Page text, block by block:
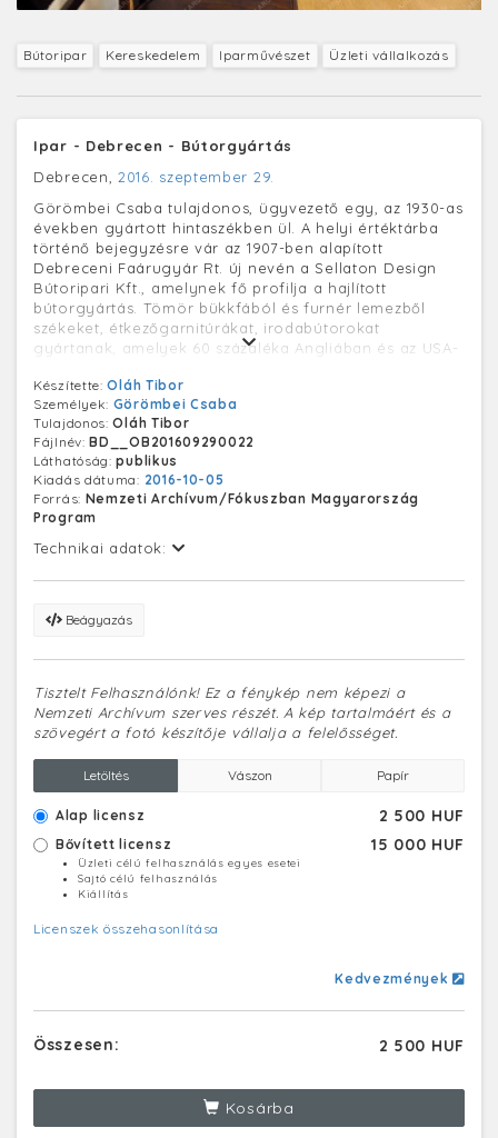
Bútoripar Kereskedelem Iparművészet Üzleti vállalkozás
Ipar - Debrecen - Bútorgyártás
Debrecen, 2016. szeptember 29.
Görömbei Csaba tulajdonos, ügyvezető egy, az 1930-as
években gyártott hintaszékben ül. A helyi értéktárba
történő bejegyzésre vár az 1907-ben alapított
Debreceni Faárugyár Rt. új nevén a Sellaton Design
Bútoripari Kft., amelynek fő profilja a hajlított
bútorgyártás. Tömör bükkfából és furnér lemezből
székeket, étkezőgarnitúrákat, irodabútorokat
gyártanak, amelyek 60 százaléka Angliában és az USA-
Készítette:Oláh Tibor
Személyek: Görömbei Csaba
Tulajdonos:Oláh Tibor
Fájlnév:BD__OB201609290022
Láthatóság:publikus
Kiadás dátuma: 2016-10-05
Forrás: Nemzeti Archívum/Fókuszban Magyarország
Program
Technikai adatok:
Beágyazás
Tisztelt Felhasználónk! Ez a fénykép nem képezi a
Nemzeti Archívum szerves részét. A kép tartalmáért és a
szövegért a fotó készítője vállalja a felelősséget.
Letöltés Vászon Papír
Alap licensz 2 500 HUF
Bővített licensz 15 000 HUF
Üzleti célú felhasználás egyes esetei
Sajtó célú felhasználás
Kiállítás
Licenszek összehasonlítása
Kedvezmények
Összesen: 2 500 HUF
Kosárba